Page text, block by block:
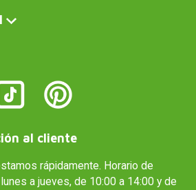
al cliente
rápidamente. Horario de
a jueves, de 10:00 a 14:00 y de